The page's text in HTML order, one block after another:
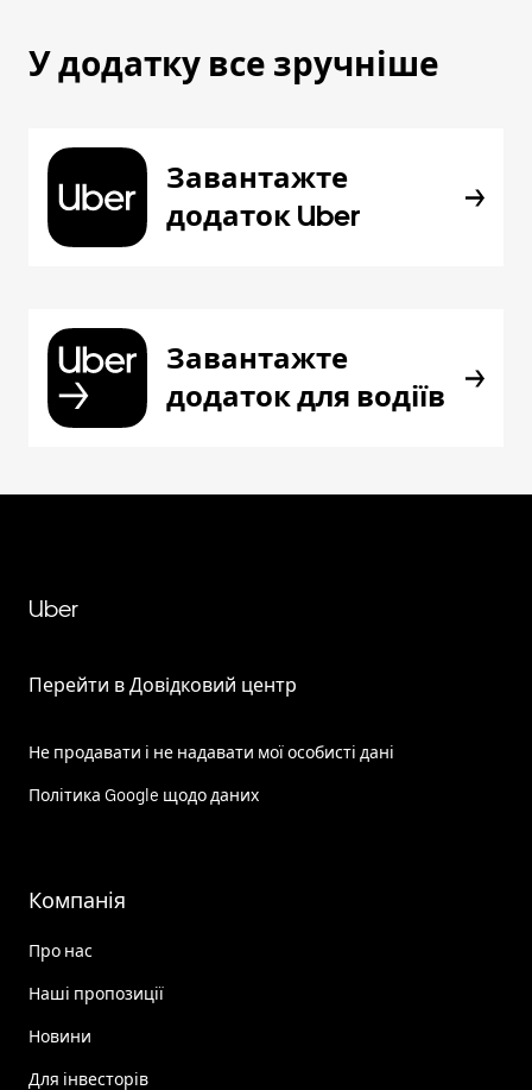
У додатку все зручніше
Завантажте
додаток Uber
Завантажте
додаток для водіїв
Uber
Перейти в Довідковий центр
Не продавати і не надавати мої особисті дані
Політика Google щодо даних
Компанія
Про нас
Наші пропозиції
Новини
Для інвесторів